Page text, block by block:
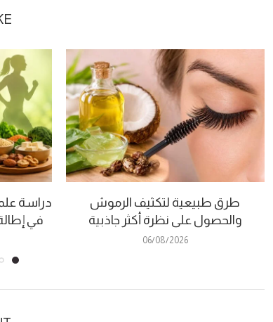
طرق طبيعية لتكثيف الرموش
والحصول على نظرة أكثر جاذبية
06/08/2026
دراسة
في